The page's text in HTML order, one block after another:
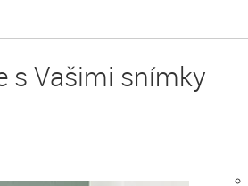
s Vašimi snímky